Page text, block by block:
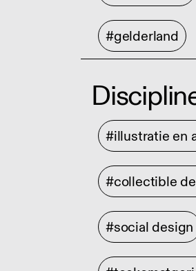
#gelderland
#illustratie en
#collectible
#social design